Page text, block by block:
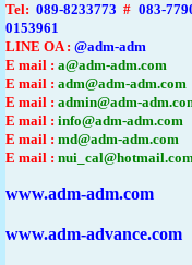
Tel: 089-8233773 # 083-
0153961
LINE OA : @adm-adm
E mail : a@adm-adm.com
E mail : adm@adm-adm.com
E mail : admin@adm-
E mail : info@adm-adm.com
E mail : md@adm-adm.com
E mail :
www.adm-adm.com
www.adm-advance.com